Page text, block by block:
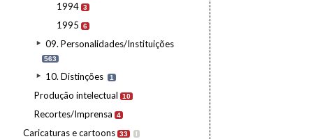
1994 3
1995 6
09. Personalidades/Instituições
563
10. Distinções 1
Produção intelectual 10
Recortes/Imprensa 4
Caricaturas e cartoons 33 I